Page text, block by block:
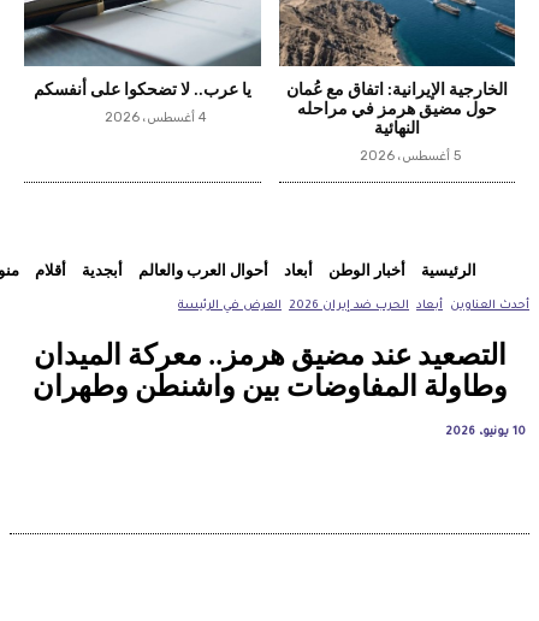
الخارجية الإيرانية: اتفاق مع عُمان
حول مضيق هرمز في مراحله
النهائية
5 أغسطس، 2026
يا عرب.. لا تضحكوا على أنفسكم
4 أغسطس، 2026